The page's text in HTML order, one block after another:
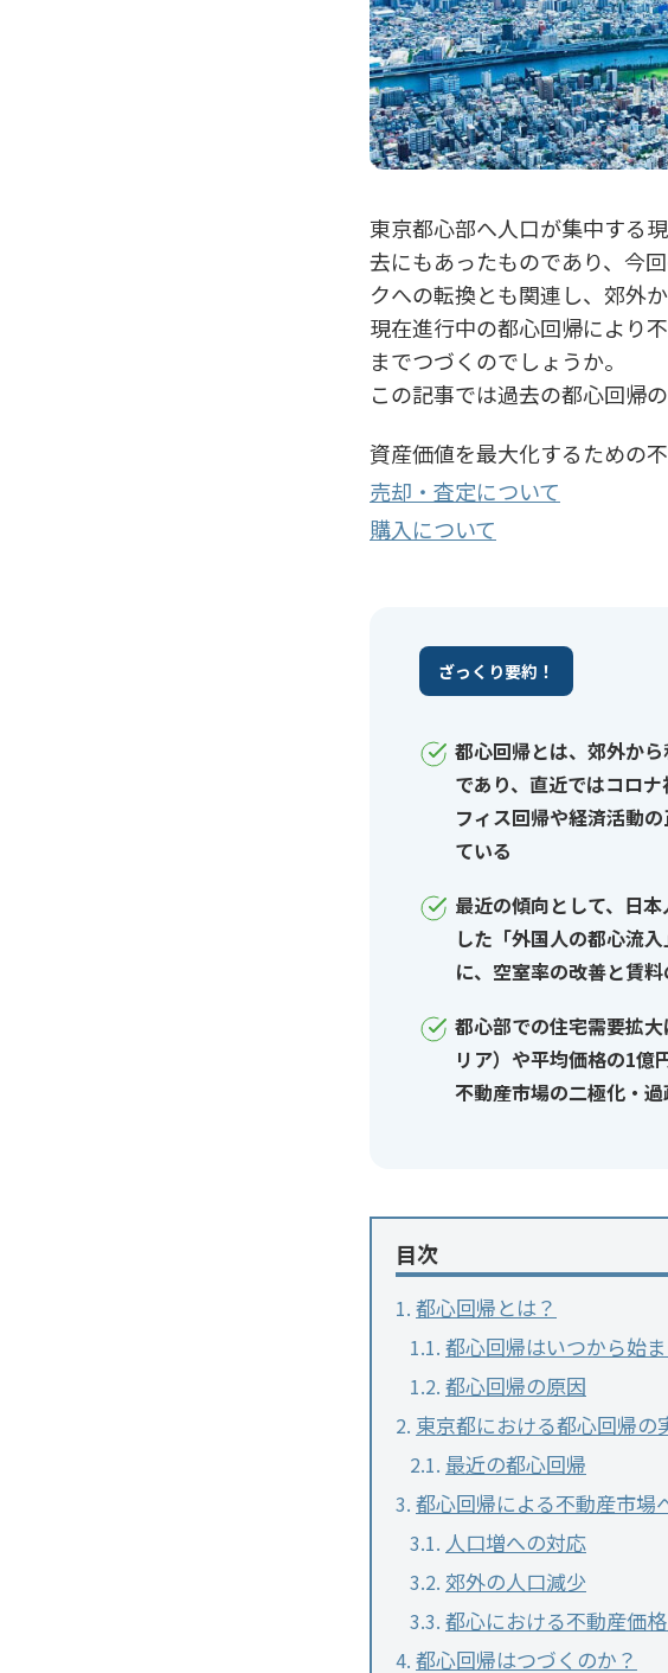
東京都心部へ人口が集中する
去にもあったものであり、今
クへの転換とも関連し、郊外
現在進行中の都心回帰により
までつづくのでしょうか。
この記事では過去の都心回帰
資産価値を最大化するための
売却・査定について
購入について
ざっくり要約！
都心回帰とは、郊外か
であり、直近ではコロ
フィス回帰や経済活動
ている
最近の傾向として、日
した「外国人の都心流
に、空室率の改善と賃
都心部での住宅需要拡
リア）や平均価格の1億
不動産市場の二極化・
目次
都心回帰とは？
都心回帰はいつから始
都心回帰の原因
東京都における都心回帰の
最近の都心回帰
都心回帰による不動産市場
人口増への対応
郊外の人口減少
都心における不動産価
都心回帰はつづくのか？